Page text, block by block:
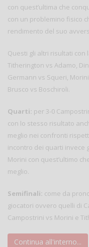
con quest’ultima che
con un problemino fisico
rendimento del suo
Questi gli altri risultati
Titherington vs Adamo,
Germann vs Squeri,
Brusco vs Boschiroli.
Quarti: per 3-0
con lo stesso risultato
meglio nei confronti
incontro dei quarti invece
Morini con quest’ultimo
meglio.
Semifinali: come da
giocatori ovvero quelli di
Campostrini vs Morini e
Continua all'interno...